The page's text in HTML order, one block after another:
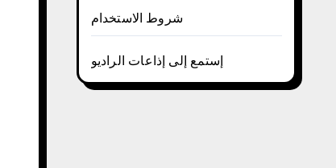
شروط الاستخدام
إستمع إلى إذاعات الراديو